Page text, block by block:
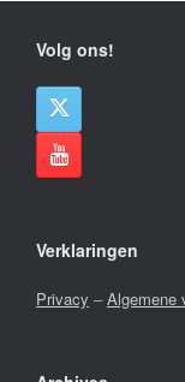
Volg ons!
Verklaringen
Privacy –Algemene